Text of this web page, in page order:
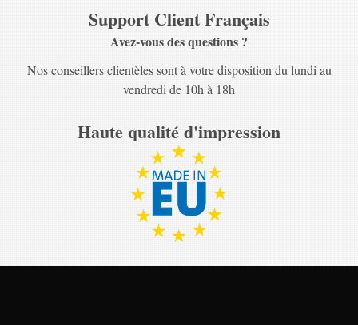
Support Client Français
Avez-vous des questions ?
Nos conseillers clientèles sont à votre disposition du lundi au
vendredi de 10h à 18h
Haute qualité d'impression